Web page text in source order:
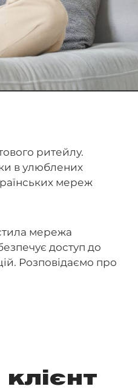
ритейлу.
в улюблених
мереж
мережа
доступ до
Розповідаємо про